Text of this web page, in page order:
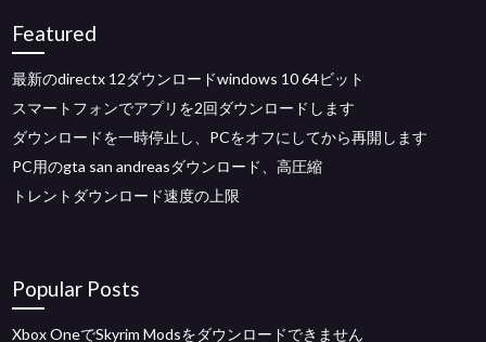
Featured
最新のdirectx 12ダウンロードwindows 10 64ビット
スマートフォンでアプリを2回ダウンロードします
ダウンロードを一時停止し、PCをオフにしてから再開します
PC用のgta san andreasダウンロード、高圧縮
トレントダウンロード速度の上限
Popular Posts
Xbox OneでSkyrim Modsをダウンロードできません